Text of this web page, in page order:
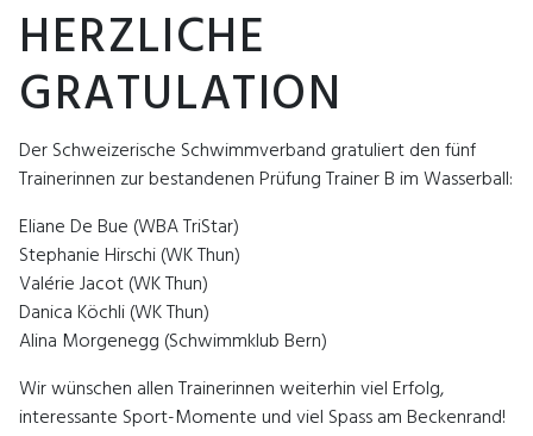
HERZLICHE
GRATULATION
Der Schweizerische Schwimmverband gratuliert den fünf
Trainerinnen zur bestandenen Prüfung Trainer B im Wasserball:
Eliane De Bue (WBA TriStar)
Stephanie Hirschi (WK Thun)
Valérie Jacot (WK Thun)
Danica Köchli (WK Thun)
Alina Morgenegg (Schwimmklub Bern)
Wir wünschen allen Trainerinnen weiterhin viel Erfolg,
interessante Sport-Momente und viel Spass am Beckenrand!